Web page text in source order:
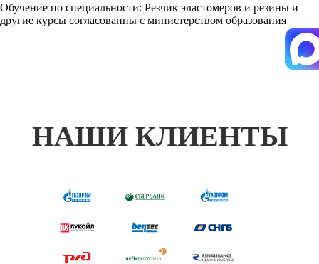
Обучение по специальности: Резчик эластомеров и резины и
другие курсы согласованны с министерством образования
НАШИ КЛИЕНТЫ